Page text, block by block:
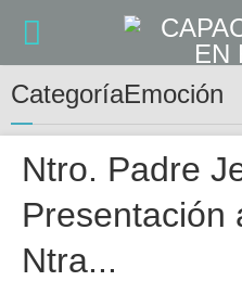
CategoríaEmoción
Ntro. Padre
Presentación
Ntra...